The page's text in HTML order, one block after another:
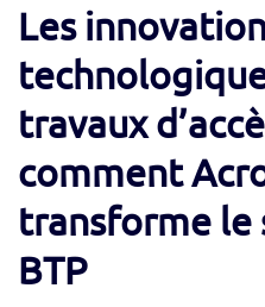
Les
travaux
comment
transforme le
BTP